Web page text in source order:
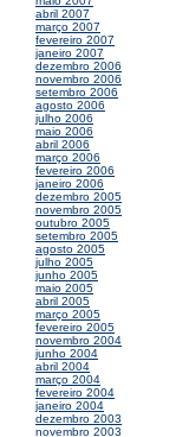
abril 2007
março 2007
fevereiro 2007
janeiro 2007
dezembro 2006
novembro 2006
setembro 2006
agosto 2006
julho 2006
maio 2006
abril 2006
março 2006
fevereiro 2006
janeiro 2006
dezembro 2005
novembro 2005
outubro 2005
setembro 2005
agosto 2005
julho 2005
junho 2005
maio 2005
abril 2005
março 2005
fevereiro 2005
novembro 2004
junho 2004
abril 2004
março 2004
fevereiro 2004
janeiro 2004
dezembro 2003
novembro 2003